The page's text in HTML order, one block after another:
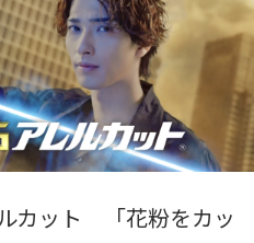
カット 「花粉をカッ